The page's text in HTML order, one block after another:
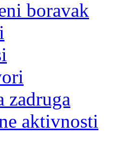
boravak
zadruga
aktivnosti